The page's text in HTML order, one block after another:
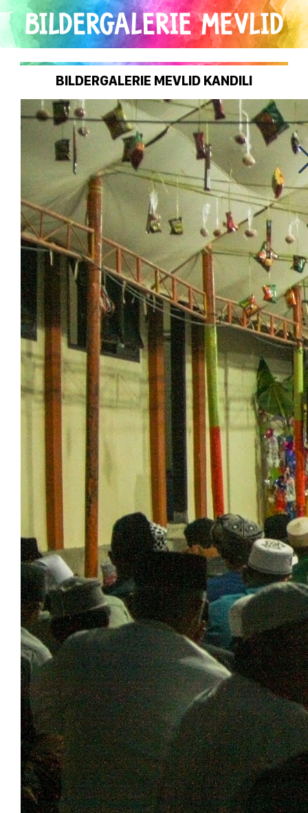
Direkt
zum
InhaltBILDERGALERIE MEVLID
KANDILI
BILDERGALERIE MEVLID KANDILI